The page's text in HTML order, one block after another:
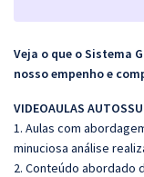
Veja o que o Sistema
nosso empenho e
VIDEOAULAS
1. Aulas com
minuciosa análise
2. Conteúdo abordado